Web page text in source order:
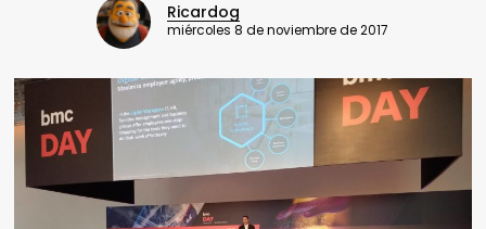
Ricardog
miércoles 8 de noviembre de 2017